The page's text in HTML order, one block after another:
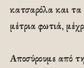
κατσαρόλα και τα
μέτρια φωτιά,
Αποσύρουμε από